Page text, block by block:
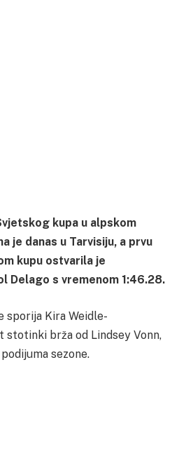
kupa u alpskom
je danas u Tarvisiju, a prvu
kupu ostvarila je
Delago s vremenom 1:46.28.
sporija Kira Weidle-
stotinki brža od Lindsey Vonn,
sezone.